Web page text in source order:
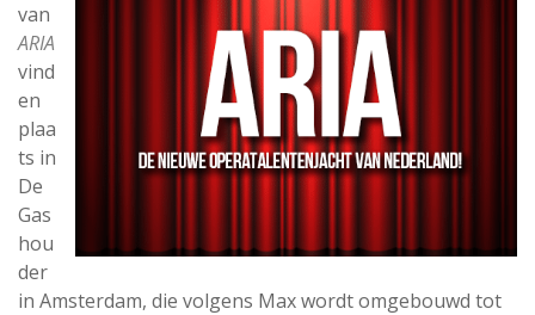
van
ARIA
vind
en
plaa
ts in
De
Gas
hou
der
in Amsterdam, die volgens Max wordt omgebouwd tot